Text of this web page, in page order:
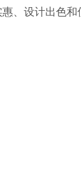
、设计出色